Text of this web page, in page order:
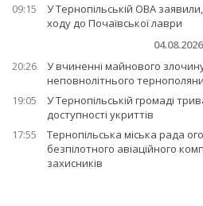
09:15
У Тернопільській ОВА
ходу до Почаївської лаври
04.08.2026
20:26
У вчиненні майнового
неповнолітнього
19:05
У Тернопільській громаді
доступності укриттів
17:55
Тернопільська міська рада
безпілотного авіаційного
захисників